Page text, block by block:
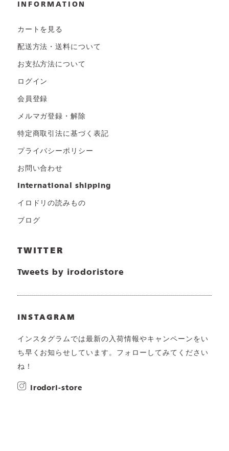
INFORMATION
カートを見る
配送方法・送料について
お支払方法について
ログイン
会員登録
メルマガ登録・解除
特定商取引法に基づく表記
プライバシーポリシー
お問い合わせ
international shipping
イロドリの読みもの
ブログ
TWITTER
Tweets by irodoristore
INSTAGRAM
インスタグラムでは最新の入荷情報やキャンペーンをい
ち早くお知らせしています。フォローしてみてください
ね！
irodori-store